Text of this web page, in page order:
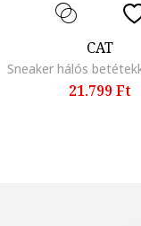
CAT
21.799 Ft